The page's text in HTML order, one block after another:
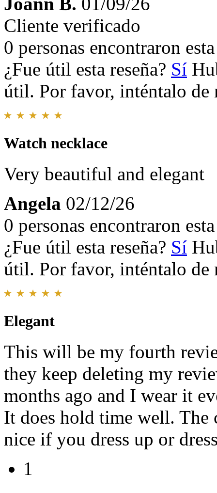
Cliente verificado
0 personas encontraron
¿Fue útil esta reseña? Sí
útil. Por favor, inténtalo de
Watch necklace
Very beautiful and elegant
Angela 02/12/26
0 personas encontraron
¿Fue útil esta reseña? Sí
útil. Por favor, inténtalo de
Elegant
This will be my fourth
they keep deleting my
months ago and I wear it
It does hold time well. The
nice if you dress up or
1